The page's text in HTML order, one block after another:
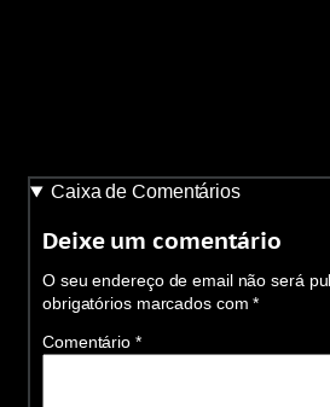
Caixa de Comentários
Deixe um comentário
O seu endereço de email não será
obrigatórios marcados com*
Comentário *